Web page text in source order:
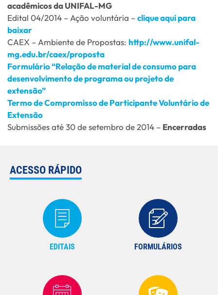
acadêmicos da UNIFAL-MG
Edital 04/2014 – Ação voluntária –clique aqui para
baixar
CAEX – Ambiente de Propostas: http://www.unifal-
mg.edu.br/caex/proposta
Formulário “Relação de material de consumo para
desenvolvimento de programa ou projeto de
extensão”
Termo de Compromisso de Participante Voluntário de
Extensão
Submissões até 30 de setembro de 2014 – Encerradas
ACESSO RÁPIDO
EDITAIS FORMULÁRIOS